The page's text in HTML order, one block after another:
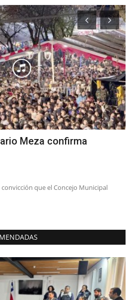
Meza confirma
que el Concejo Municipal